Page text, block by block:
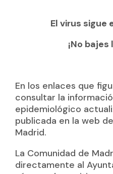
El virus sigue
¡No
En los enlaces que
consultar la
epidemiológico
publicada en la web
Madrid.
La Comunidad de
directamente al